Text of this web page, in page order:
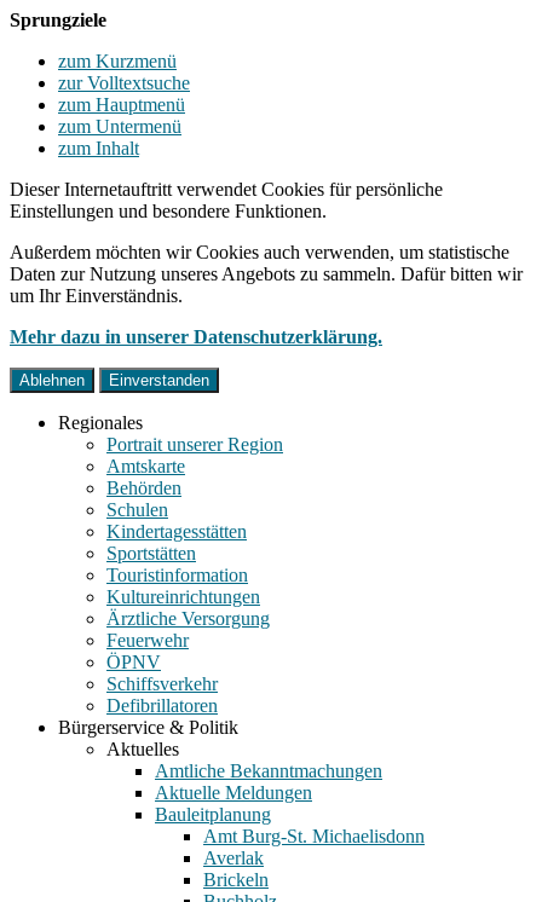
Sprungziele
zum Kurzmenü
zur Volltextsuche
zum Hauptmenü
zum Untermenü
zum Inhalt
Dieser Internetauftritt verwendet Cookies für persönliche
Einstellungen und besondere Funktionen.
Außerdem möchten wir Cookies auch verwenden, um statistische
Daten zur Nutzung unseres Angebots zu sammeln. Dafür bitten wir
um Ihr Einverständnis.
Mehr dazu in unserer Datenschutzerklärung.
Ablehnen Einverstanden
Regionales
Portrait unserer Region
Amtskarte
Behörden
Schulen
Kindertagesstätten
Sportstätten
Touristinformation
Kultureinrichtungen
Ärztliche Versorgung
Feuerwehr
ÖPNV
Schiffsverkehr
Defibrillatoren
Bürgerservice & Politik
Aktuelles
Amtliche Bekanntmachungen
Aktuelle Meldungen
Bauleitplanung
Amt Burg-St. Michaelisdonn
Averlak
Brickeln